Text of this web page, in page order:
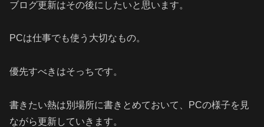
ブログ更新はその後にしたいと思います。
PCは仕事でも使う大切なもの。
優先すべきはそっちです。
書きたい熱は別場所に書きとめておいて、PCの様子を見
ながら更新していきます。